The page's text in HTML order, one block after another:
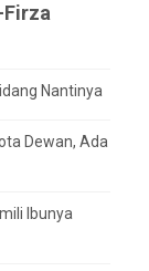
Firza
Nantinya
Dewan, Ada
Ibunya